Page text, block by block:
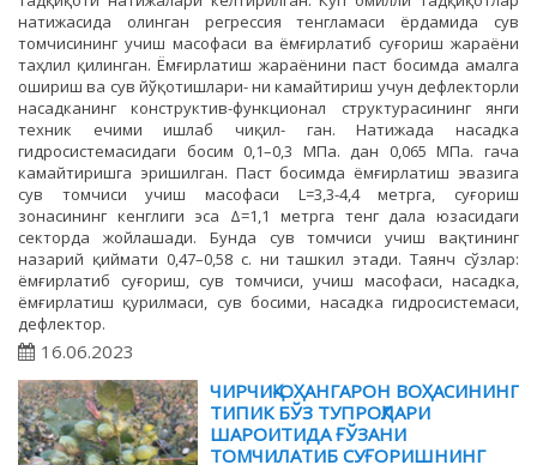
натижасида олинган регрессия тенгламаси ёрдамида сув
томчисининг учиш масофаси ва ёмғирлатиб суғориш жараёни
таҳлил қилинган. Ёмғирлатиш жараёнини паст босимда амалга
ошириш ва сув йўқотишлари- ни камайтириш учун дефлекторли
насадканинг конструктив-функционал структурасининг янги
техник ечими ишлаб чиқил- ган. Натижада насадка
гидросистемасидаги босим 0,1–0,3 МПа. дан 0,065 МПа. гача
камайтиришга эришилган. Паст босимда ёмғирлатиш эвазига
сув томчиси учиш масофаси L=3,3-4,4 метрга, суғориш
зонасининг кенглиги эса Δ=1,1 метрга тенг дала юзасидаги
секторда жойлашади. Бунда сув томчиси учиш вақтининг
назарий қиймати 0,47–0,58 с. ни ташкил этади. Таянч сўзлар:
ёмғирлатиб суғориш, сув томчиси, учиш масофаси, насадка,
ёмғирлатиш қурилмаси, сув босими, насадка гидросистемаси,
дефлектор.
16.06.2023
ЧИРЧИҚ-ОҲАНГАРОН ВОҲАСИНИНГ
ТИПИК БЎЗ ТУПРОҚЛАРИ
ШАРОИТИДА ҒЎЗАНИ
ТОМЧИЛАТИБ СУҒОРИШНИНГ